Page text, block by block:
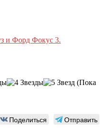
и Форд Фокус 3.
(Пока
Поделиться
Отправить